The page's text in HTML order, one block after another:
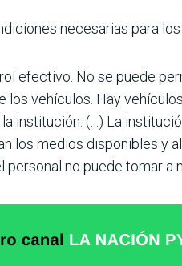
necesa­rias para
efectivo. No se puede
los vehí­culos. Hay
institución. (…) La
los medios disponibles y
no puede tomar a